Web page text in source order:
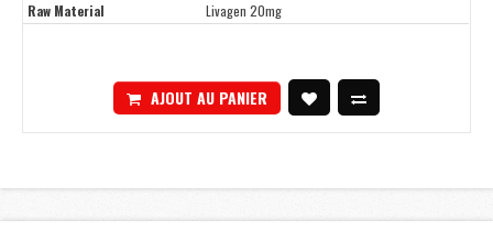
Raw Material
Livagen 20mg
AJOUT AU PANIER